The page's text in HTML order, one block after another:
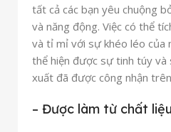
tất cả các bạn yêu chuộng
và năng động. Việc có thể
và tỉ mỉ với sự khéo léo của
thể hiện được sự tinh túy và
xuất đã được công nhận
– Được làm từ chất